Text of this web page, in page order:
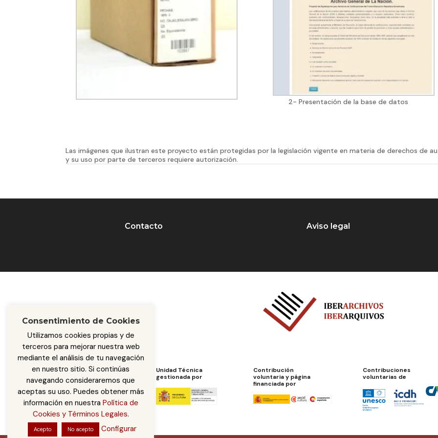
2- Presentación de la base de datos
Las imágenes que ilustran este proyecto están protegidas por la legislación vigente en materia de derechos de
y su uso por parte de terceros requiere autorización.
Contacto Aviso legal
Programa de Cooperación
Unidad Técnica
gestionada por
Contribución
voluntaria y página
financiada por
Contribuciones
voluntarias de
Consentimiento de Cookies
Utilizamos cookies propias y de
terceros para mejorar nuestra web
mediante el análisis de tu navegación
en nuestro sitio. Si continúas
navegando consideraremos que
aceptas su uso. Puedes obtener más
información en nuestra Política de
Cookies y Términos Legales.
Acepto No acepto Configurar